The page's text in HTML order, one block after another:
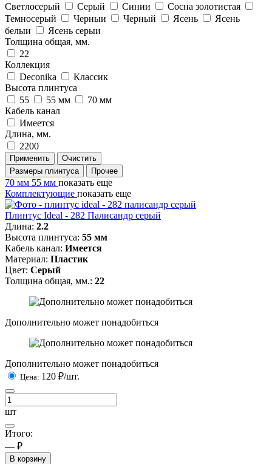
Светлосерый
Серый Синии
Сосна золотистая
Темносерый
Черныи Черный Ясень
Ясень
белыи
Ясень серыи
Толщина общая, мм.
22
Коллекция
Deconika
Классик
Высота плинтуса
55
55 мм
70 мм
Кабель канал
Имеется
Длина, мм.
2200
Применить
Очистить
Размеры плинтуса
Прочее
70 мм 55 мм показать еще
Комплектующие показать еще
Плинтус Ideal - 282 Палисандр серый
Длина: 2.2
Высота плинтуса: 55 мм
Кабель канал: Имеется
Материал: Пластик
Цвет: Серый
Толщина общая, мм.: 22
Дополнительно может понадобиться
Дополнительно может понадобиться
Цена: 120 ₽/шт.
шт
Итого:
— ₽
В корзину